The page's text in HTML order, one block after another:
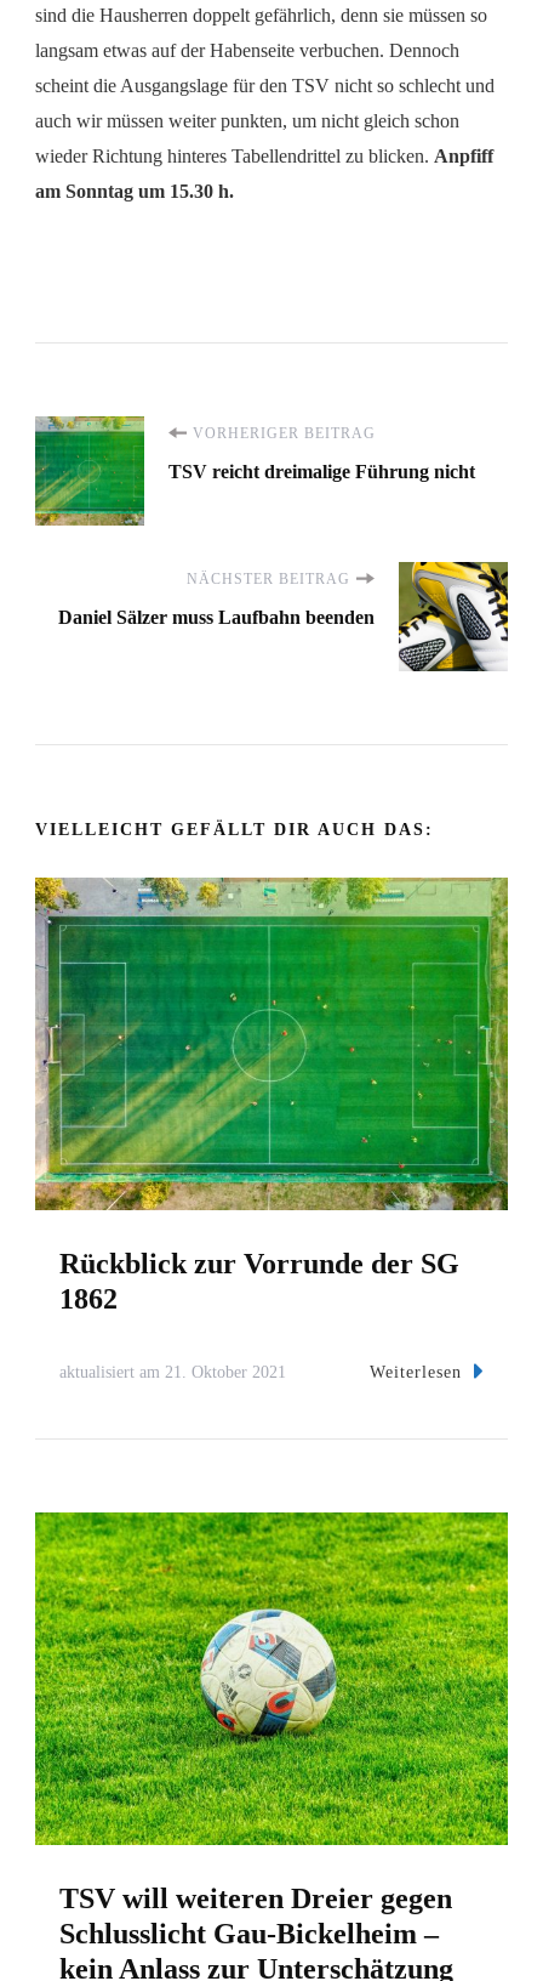
sind die Hausherren doppelt gefährlich, denn sie müssen so
langsam etwas auf der Habenseite verbuchen. Dennoch
scheint die Ausgangslage für den TSV nicht so schlecht und
auch wir müssen weiter punkten, um nicht gleich schon
wieder Richtung hinteres Tabellendrittel zu blicken. Anpfiff
am Sonntag um 15.30 h.
Beitragsnavigation
VORHERIGER BEITRAG
TSV reicht dreimalige Führung nicht
NÄCHSTER BEITRAG
Daniel Sälzer muss Laufbahn beenden
VIELLEICHT GEFÄLLT DIR AUCH DAS:
Rückblick zur Vorrunde der SG
1862
aktualisiert am 21. Oktober 2021 Weiterlesen
TSV will weiteren Dreier gegen
Schlusslicht Gau-Bickelheim –
kein Anlass zur Unterschätzung